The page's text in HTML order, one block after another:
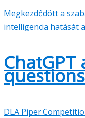
Megkezdődött a
intelligencia hatását
questions
DLA Piper